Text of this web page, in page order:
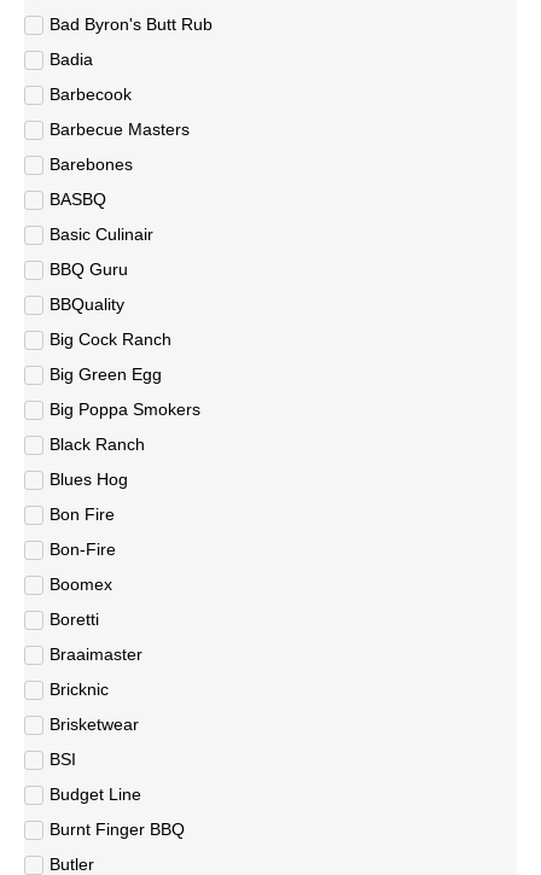
Bad Byron's Butt Rub
Badia
Barbecook
Barbecue Masters
Barebones
BASBQ
Basic Culinair
BBQ Guru
BBQuality
Big Cock Ranch
Big Green Egg
Big Poppa Smokers
Black Ranch
Blues Hog
Bon Fire
Bon-Fire
Boomex
Boretti
Braaimaster
Bricknic
Brisketwear
BSI
Budget Line
Burnt Finger BBQ
Butler